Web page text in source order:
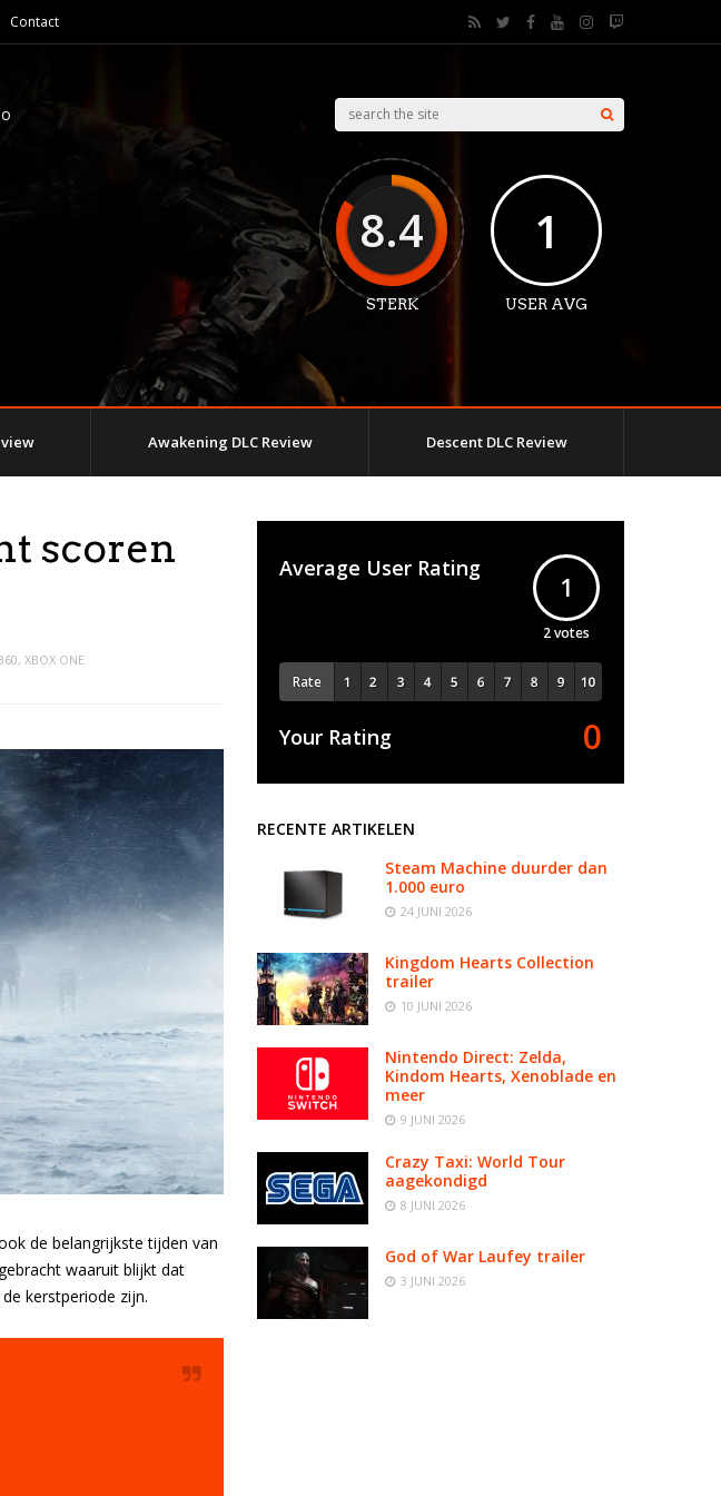
Contact
8.4
STERK
1
USER AVG
Awakening DLC Review Descent DLC Review
scoren
, XBOX ONE
de belangrijkste tijden van
waaruit blijkt dat
kerstperiode zijn.
Average User Rating
1
2votes
Rate
Your Rating 0
RECENTE ARTIKELEN
Steam Machine duurder dan
1.000 euro
24 JUNI 2026
Kingdom Hearts Collection
trailer
10 JUNI 2026
Nintendo Direct: Zelda,
Kindom Hearts, Xenoblade en
meer
9 JUNI 2026
Crazy Taxi: World Tour
aagekondigd
8 JUNI 2026
God of War Laufey trailer
3 JUNI 2026